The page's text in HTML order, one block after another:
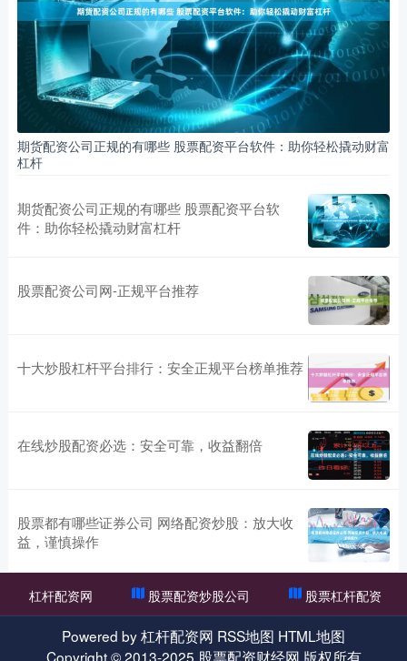
期货配资公司正规的有哪些 股票配资平台软件：助你轻松撬动财富
杠杆
期货配资公司正规的有哪些 股票配资平台软
件：助你轻松撬动财富杠杆
股票配资公司网-正规平台推荐
十大炒股杠杆平台排行：安全正规平台榜单推荐
在线炒股配资必选：安全可靠，收益翻倍
股票都有哪些证券公司 网络配资炒股：放大收
益，谨慎操作
杠杆配资网 股票配资炒股公司 股票杠杆配资
Powered by杠杆配资网 RSS地图 HTML地图
Copyright© 2013-2025 股票配资财经网 版权所有